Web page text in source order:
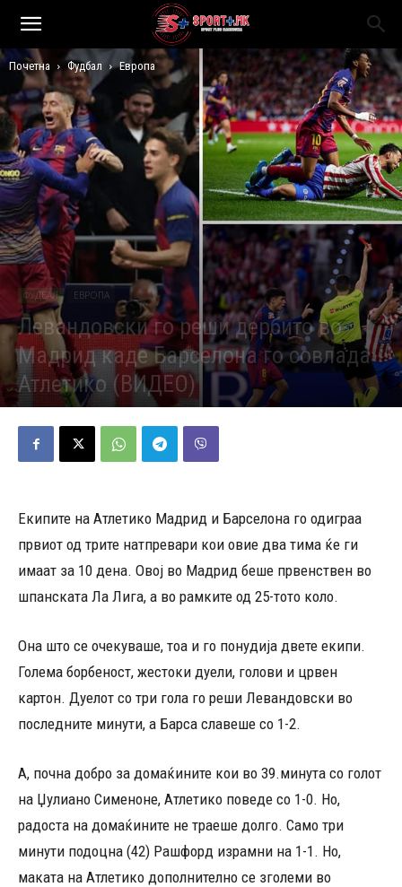
Почетна Фудбал Европа
ФУДБАЛ ЕВРОПА
Левандовски го реши дербито во
Мадрид каде Барселона го совлада
Атлетико (ВИДЕО)
Објавено од Андреј Велјаноски - 04/04/2026 857
Екипите на Атлетико Мадрид и Барселона го одиграа
првиот од трите натпревари кои овие два тима ќе ги
имаат за 10 дена. Овој во Мадрид беше првенствен во
шпанската Ла Лига, а во рамките од 25-тото коло.
Она што се очекуваше, тоа и го понудија двете екипи.
Голема борбеност, жестоки дуели, голови и црвен
картон. Дуелот со три гола го реши Левандовски во
последните минути, а Барса славеше со 1-2.
А, почна добро за домаќините кои во 39.минута со голот
на Џулиано Сименоне, Атлетико поведе со 1-0. Но,
радоста на домаќините не траеше долго. Само три
минути подоцна (42) Рашфорд израмни на 1-1. Но,
маката на Атлетико дополнително се зголеми во